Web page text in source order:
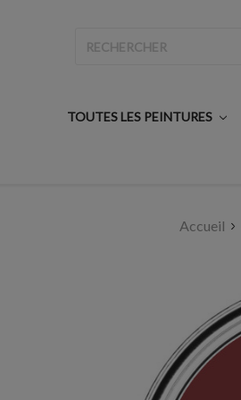
TOUTES LES PEINTURES
Accueil